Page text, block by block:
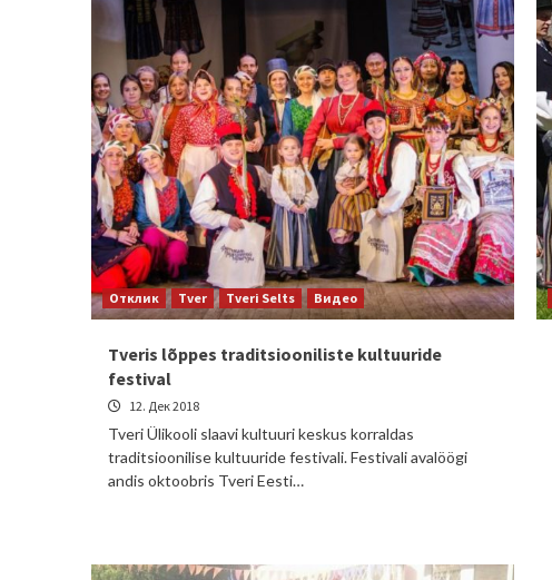
Отклик Tver Tveri Selts Видео
Tveris lõppes traditsiooniliste kultuuride
festival
12. Дек 2018
Tveri Ülikooli slaavi kultuuri keskus korraldas
traditsioonilise kultuuride festivali. Festivali avalöögi
andis oktoobris Tveri Eesti…